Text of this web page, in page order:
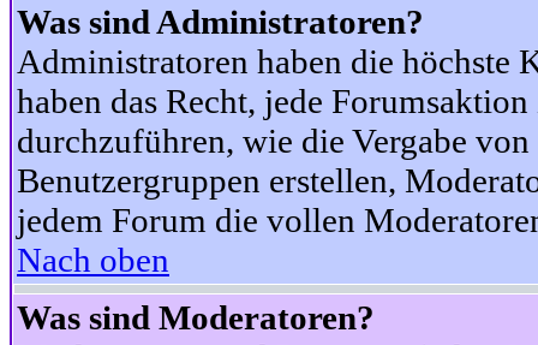
Was sind Administratoren?
Administratoren haben die höchste
haben das Recht, jede
durchzuführen, wie die Vergabe
Benutzergruppen erstellen,
jedem Forum die vollen
Nach oben
Was sind Moderatoren?